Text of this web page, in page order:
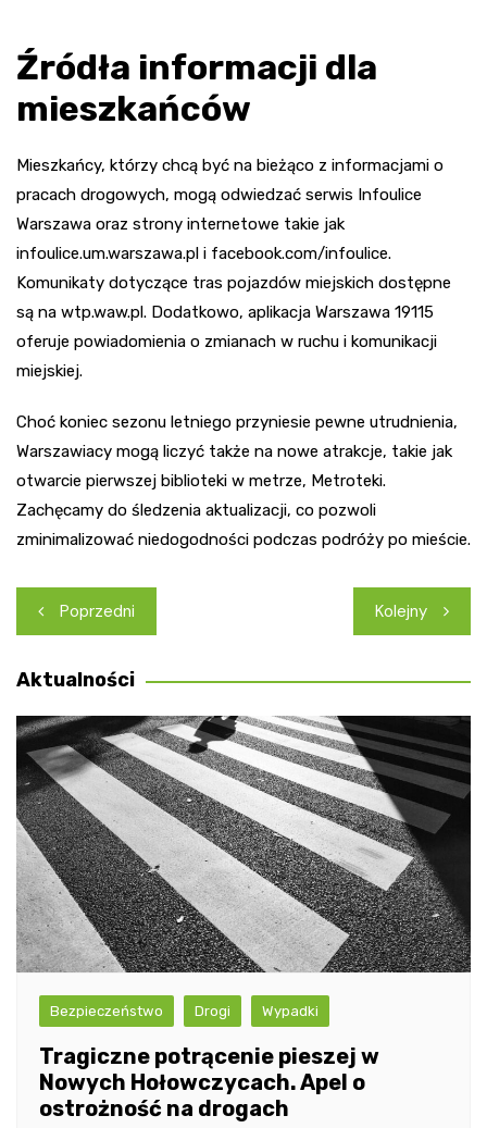
Źródła informacji dla
mieszkańców
Mieszkańcy, którzy chcą być na bieżąco z informacjami o
pracach drogowych, mogą odwiedzać serwis Infoulice
Warszawa oraz strony internetowe takie jak
infoulice.um.warszawa.pl i facebook.com/infoulice.
Komunikaty dotyczące tras pojazdów miejskich dostępne
są na wtp.waw.pl. Dodatkowo, aplikacja Warszawa 19115
oferuje powiadomienia o zmianach w ruchu i komunikacji
miejskiej.
Choć koniec sezonu letniego przyniesie pewne utrudnienia,
Warszawiacy mogą liczyć także na nowe atrakcje, takie jak
otwarcie pierwszej biblioteki w metrze, Metroteki.
Zachęcamy do śledzenia aktualizacji, co pozwoli
zminimalizować niedogodności podczas podróży po mieście.
Nawigacja
wpisu
Poprzedni Kolejny
Aktualności
Bezpieczeństwo Drogi Wypadki
Tragiczne potrącenie pieszej w
Nowych Hołowczycach. Apel o
ostrożność na drogach